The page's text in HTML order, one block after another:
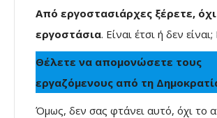
Από εργοστασιάρχες ξέρετε,
εργοστάσια. Είναι έτσι ή δεν είναι;
Θέλετε να απομονώσετε τους
εργαζόμενους από τη
Όμως, δεν σας φτάνει αυτό, όχι το